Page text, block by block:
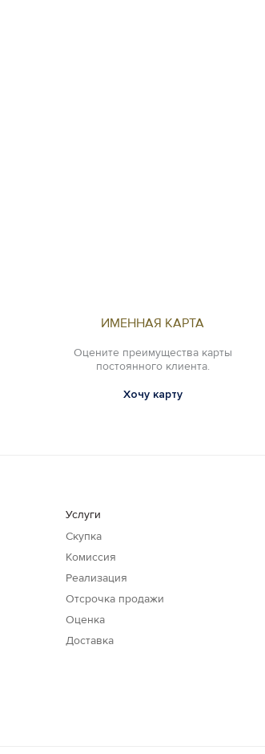
ИМЕННАЯ КАРТА
Оцените преимущества карты
постоянного клиента.
Хочу карту
Услуги
Скупка
Комиссия
Реализация
Отсрочка продажи
Оценка
Доставка